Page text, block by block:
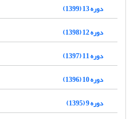
دوره 13 (1399)
دوره 12 (1398)
دوره 11 (1397)
دوره 10 (1396)
دوره 9 (1395)